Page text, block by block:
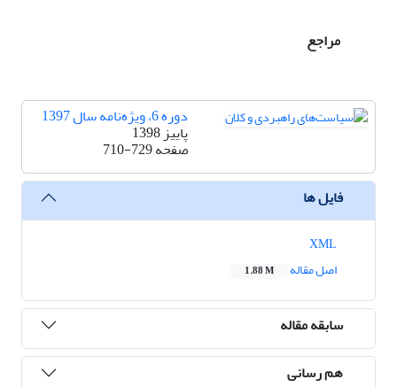
مراجع
دوره 6، ویژه‌نامه سال 1397
پاییز 1398
صفحه710-729
فایل ها
اصل مقاله
1.88 M
سابقه مقاله
هم رسانی